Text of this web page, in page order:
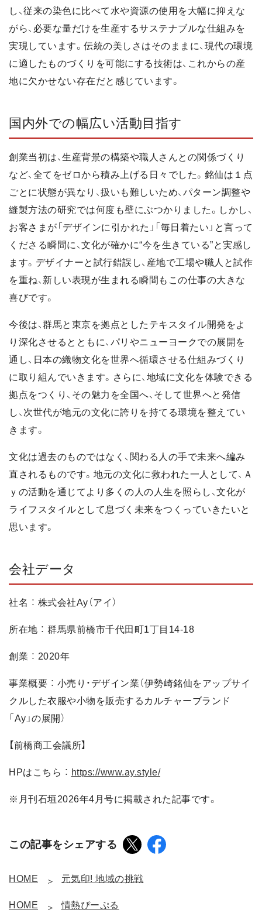
し、従来の染色に比べて水や資源の使用を大幅に抑えな
がら、必要な量だけを生産するサステナブルな仕組みを
実現しています。伝統の美しさはそのままに、現代の環境
に適したものづくりを可能にする技術は、これからの産
地に欠かせない存在だと感じています。
国内外での幅広い活動目指す
創業当初は、生産背景の構築や職人さんとの関係づくり
など、全てをゼロから積み上げる日々でした。銘仙は１点
ごとに状態が異なり、扱いも難しいため、パターン調整や
縫製方法の研究では何度も壁にぶつかりました。しかし、
お客さまが「デザインに引かれた」「毎日着たい」と言って
くださる瞬間に、文化が確かに“今を生きている”と実感し
ます。デザイナーと試行錯誤し、産地で工場や職人と試作
を重ね、新しい表現が生まれる瞬間もこの仕事の大きな
喜びです。
今後は、群馬と東京を拠点としたテキスタイル開発をよ
り深化させるとともに、パリやニューヨークでの展開を
通し、日本の織物文化を世界へ循環させる仕組みづくり
に取り組んでいきます。さらに、地域に文化を体験できる
拠点をつくり、その魅力を全国へ、そして世界へと発信
し、次世代が地元の文化に誇りを持てる環境を整えてい
きます。
文化は過去のものではなく、関わる人の手で未来へ編み
直されるものです。地元の文化に救われた一人として、Ａ
ｙの活動を通じてより多くの人の人生を照らし、文化が
ライフスタイルとして息づく未来をつくっていきたいと
思います。
会社データ
社名 ： 株式会社Ay（アイ）
所在地 ： 群馬県前橋市千代田町1丁目14-18
創業 ： 2020年
事業概要 ： 小売り・デザイン業（伊勢崎銘仙をアップサイ
クルした衣服や小物を販売するカルチャーブランド
「Ay」の展開）
【前橋商工会議所】
HPはこちら ： https://www.ay.style/
※月刊石垣2026年4月号に掲載された記事です。
この記事をシェアする
HOME 元気印! 地域の挑戦
HOME 情熱ぴーぷる